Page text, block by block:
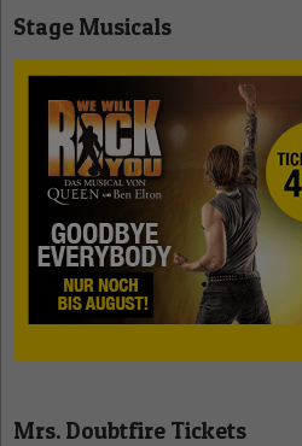
Stage Musicals
Mrs. Doubtfire Tickets